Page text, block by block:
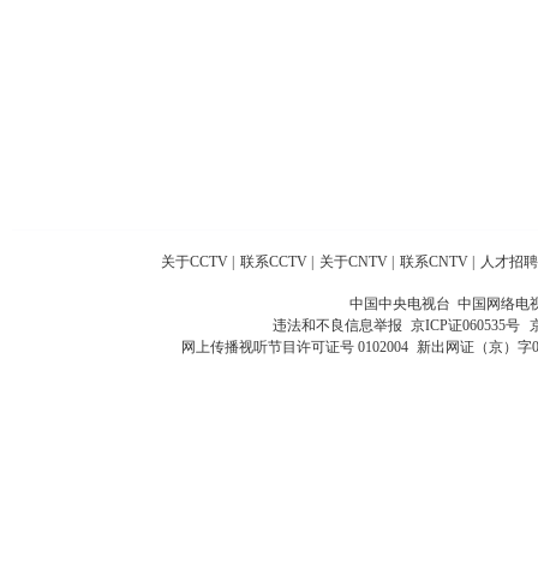
关于CCTV 联系CCTV 关于CNTV 联系CNTV 人才招聘
中国中央电视台 中国网络电
违法和不良信息举报 京ICP证060535号
网上传播视听节目许可证号 0102004 新出网证（京）